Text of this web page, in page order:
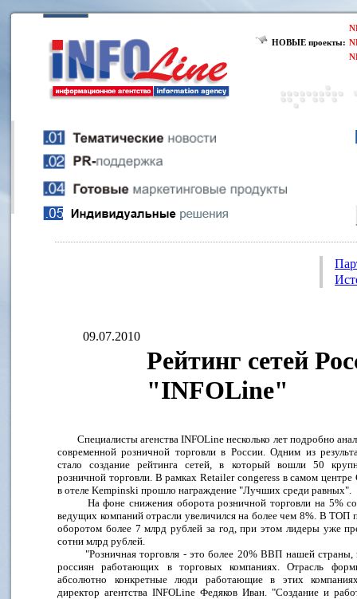
НОВЫЕ проекты:
09.07.2010
Рейтинг сетей
"INFOLine"
Специалисты агенства INFOLine несколько лет подробно
современной розничной торговли в России. Одним из
стало создание рейтинга сетей, в который вошли 50
розничной торговли. В рамках Retailer congeress в самом центре
в отеле Kempinski прошло награждение "Лучших среди равных".
На фоне снижения оборота розничной торговли на 5%
ведущих компаний отрасли увеличился на более чем 8%. В ТОП
оборотом более 7 млрд рублей за год, при этом лидеры уже
сотни млрд рублей.
"Розничная торговля - это более 20% ВВП нашей страны,
россиян работающих в торговых компаниях. Отрасль
абсолютно конкретные люди работающие в этих
директор агентства INFOLine Федяков Иван. "Создание и